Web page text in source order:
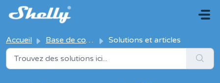
Passer au contenu principal
Accueil Base de connaissances Solutions et articles